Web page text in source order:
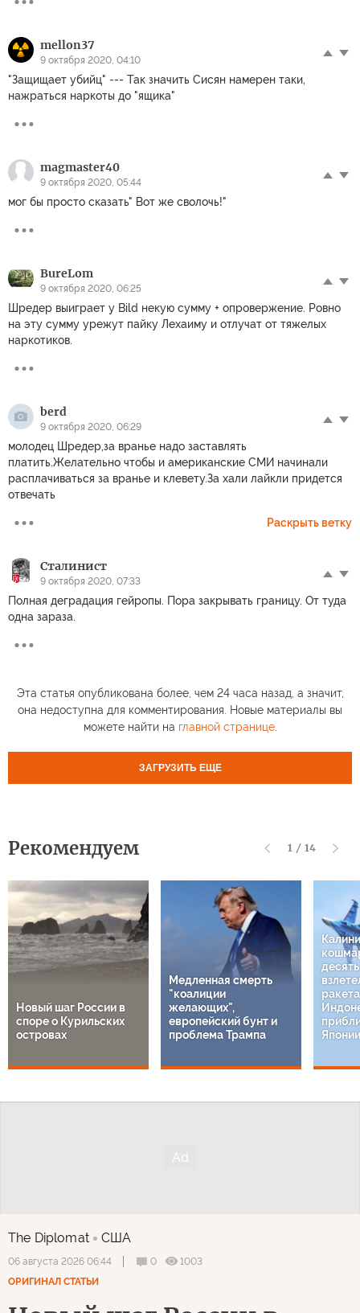
mellon37
9 октября 2020, 04:10
"Защищает убийц" --- Так значить Сисян намерен таки,
нажраться наркоты до "ящика"
magmaster40
9 октября 2020, 05:44
мог бы просто сказать" Вот же сволочь!"
BureLom
9 октября 2020, 06:25
Шредер выиграет у Bild некую сумму + опровержение. Ровно
на эту сумму урежут пайку Лехаиму и отлучат от тяжелых
наркотиков.
berd
9 октября 2020, 06:29
молодец Шредер,за вранье надо заставлять
платить.Желательно чтобы и американские СМИ начинали
расплачиваться за вранье и клевету.За хали лайкли придется
отвечать
Раскрыть ветку
Сталинист
9 октября 2020, 07:33
Полная деградация гейропы. Пора закрывать границу. От туда
одна зараза.
Эта статья опубликована более, чем 24 часа назад, а значит,
она недоступна для комментирования. Новые материалы вы
можете найти на главной странице.
ЗАГРУЗИТЬ ЕЩЕ
Рекомендуем 1 / 14
Новый шаг России в
споре о Курильских
островах
Медленная смерть
"коалиции
желающих",
европейский бунт и
проблема Трампа
Японии
The Diplomat США
06 августа 2026 06:44 0
1003
ОРИГИНАЛ СТАТЬИ